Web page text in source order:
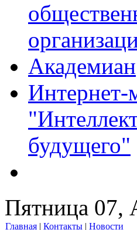
Академиан
будущего"
Пятница 07,
Главная | Контакты | Новости